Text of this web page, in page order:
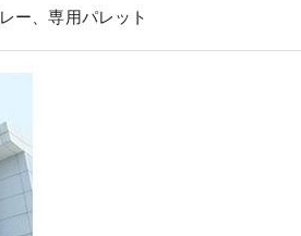
ー、専用パレット